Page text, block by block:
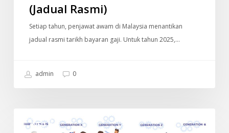
(Jadual Rasmi)
Setiap tahun, penjawat awam di Malaysia menantikan
jadual rasmi tarikh bayaran gaji. Untuk tahun 2025,…
admin 0
INFO
Alpha